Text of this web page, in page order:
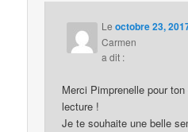
Leoctobre 23,
Carmen
a dit :
Merci Pimprenelle pour
lecture !
Je te souhaite une belle